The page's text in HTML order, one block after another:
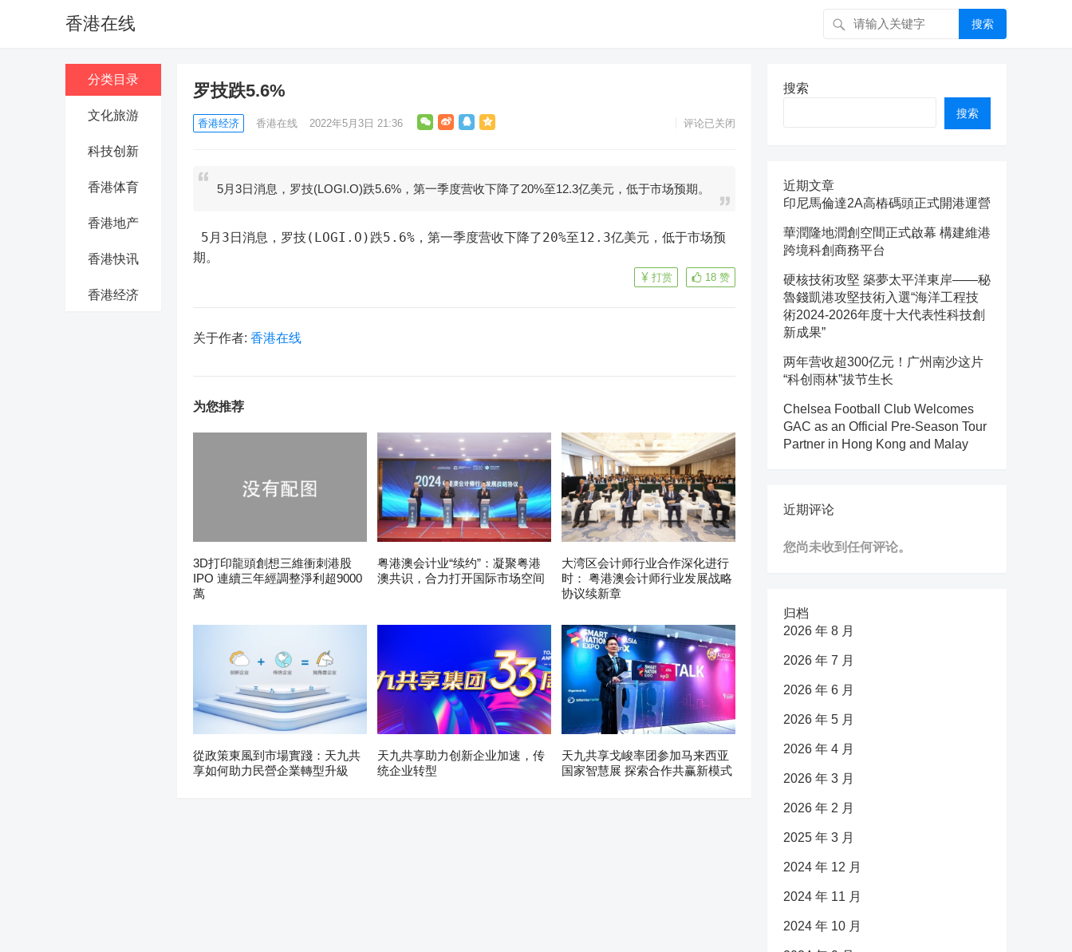
香港在线 搜索
分类目录
文化旅游
科技创新
香港体育
香港地产
香港快讯
香港经济
罗技跌5.6%
香港经济 香港在线 2022年5月3日 21:36 评论已关闭
5月3日消息，罗技(LOGI.O)跌5.6%，第一季度营收下降了20%至12.3亿美元，低于市场预期。
期。
18 赞
打赏
关于作者: 香港在线
为您推荐
3D打印龍頭創想三維衝刺港股
IPO 連續三年經調整淨利超9000
萬
粤港澳会计业“续约”：凝聚粤港
澳共识，合力打开国际市场空间
大湾区会计师行业合作深化进行
时： 粤港澳会计师行业发展战略
协议续新章
從政策東風到市場實踐：天九共
享如何助力民營企業轉型升級
天九共享助力创新企业加速，传
统企业转型
天九共享戈峻率团参加马来西亚
国家智慧展 探索合作共赢新模式
搜索
搜索
近期文章
印尼馬倫達2A高樁碼頭正式開港運營
華潤隆地潤創空間正式啟幕 構建維港
跨境科創商務平台
硬核技術攻堅 築夢太平洋東岸——秘
魯錢凱港攻堅技術入選“海洋工程技
術2024-2026年度十大代表性科技創
新成果”
两年营收超300亿元！广州南沙这片
“科创雨林”拔节生长
Chelsea Football Club Welcomes
GAC as an Official Pre-Season Tour
Partner in Hong Kong and Malay
近期评论
您尚未收到任何评论。
归档
2026 年 8 月
2026 年 7 月
2026 年 6 月
2026 年 5 月
2026 年 4 月
2026 年 3 月
2026 年 2 月
2025 年 3 月
2024 年 12 月
2024 年 11 月
2024 年 10 月